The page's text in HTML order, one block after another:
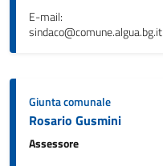
E-mail:
sindaco@comune.algua.bg.it
Giunta comunale
Rosario Gusmini
Assessore